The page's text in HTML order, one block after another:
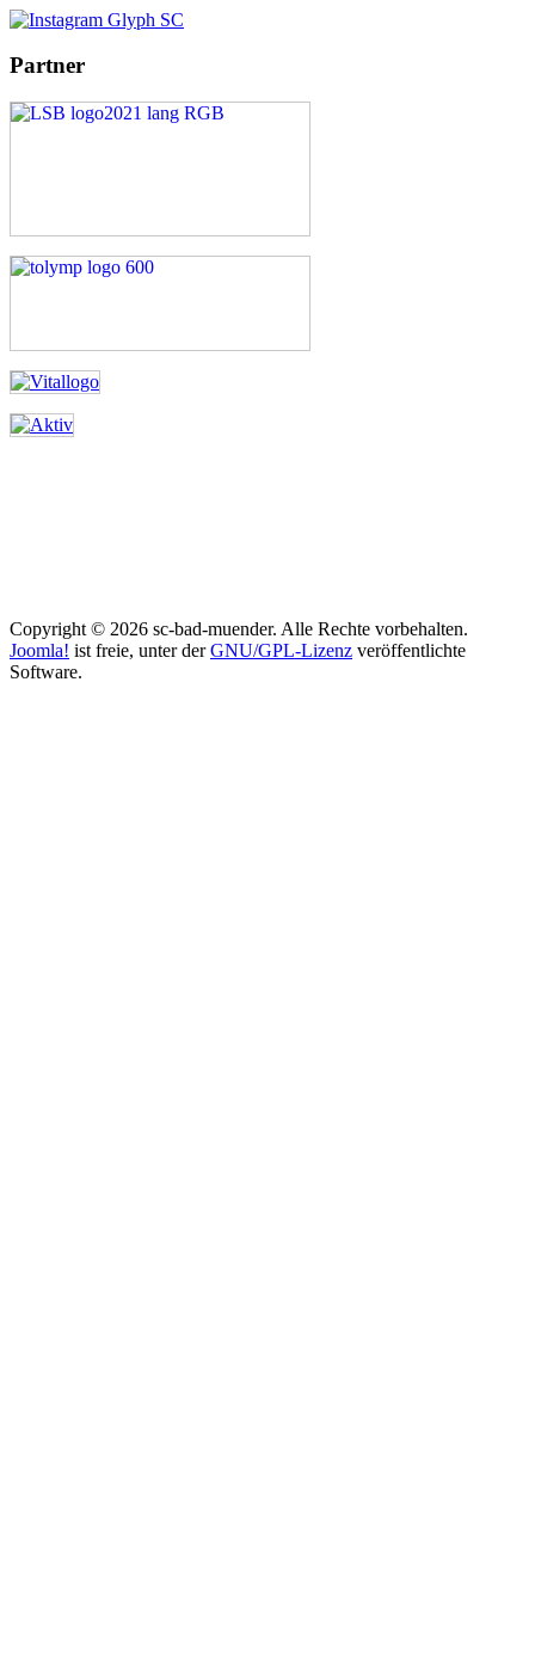
Partner
Copyright © 2026 sc-bad-muender. Alle Rechte vorbehalten.
Joomla! ist freie, unter derGNU/GPL-Lizenz veröffentlichte
Software.